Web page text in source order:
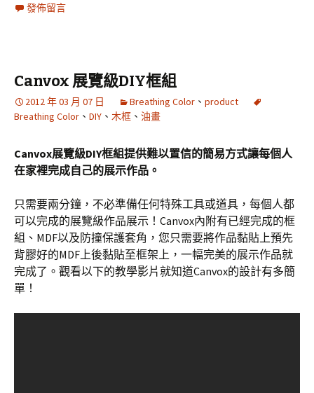
發佈留言
Canvox 展覽級DIY框組
2012 年 03 月 07 日 Breathing Color 、 product
Breathing Color 、 DIY 、 木框 、 油畫
Canvox展覽級DIY框組提供難以置信的簡易方式讓每個人
在家裡完成自己的展示作品。
只需要兩分鐘，不必準備任何特殊工具或道具，每個人都
可以完成的展覽級作品展示！Canvox內附有已經完成的框
組、MDF以及防撞保護套角，您只需要將作品黏貼上預先
背膠好的MDF上後黏貼至框架上，一幅完美的展示作品就
完成了。觀看以下的教學影片就知道Canvox的設計有多簡
單！